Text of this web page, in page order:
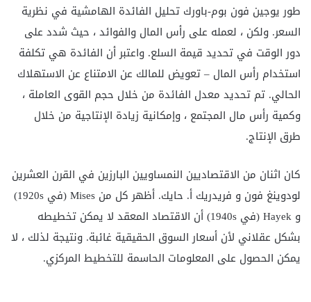
طور يوجين فون بوم-باورك تحليل الفائدة الهامشية في نظرية
السعر. ولكن ، لعمله على رأس المال والفوائد ، حيث شدد على
دور الوقت في تحديد قيمة السلع. واعتبر أن الفائدة هي تكلفة
استخدام رأس المال – تعويض للمالك عن الامتناع عن الاستهلاك
الحالي. تم تحديد معدل الفائدة من خلال حجم القوى العاملة ،
وكمية رأس مال المجتمع ، وإمكانية زيادة الإنتاجية من خلال
طرق الإنتاج.
كان اثنان من الاقتصاديين النمساويين البارزين في القرن العشرين
لودوينغ فون و فريدريك أ. حايك. أظهر كل من Mises (في 1920s)
و Hayek (في 1940s) أن الاقتصاد المعقد لا يمكن تخطيطه
بشكل عقلاني لأن أسعار السوق الحقيقية غائبة. ونتيجة لذلك ، لا
يمكن الحصول على المعلومات الحاسمة للتخطيط المركزي.